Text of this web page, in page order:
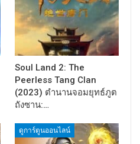
Soul Land 2: The
Peerless Tang Clan
(2023) ตำนานจอมยุทธ์ภูต
ถังซาน:…
ดูการ์ตูนออนไลน์